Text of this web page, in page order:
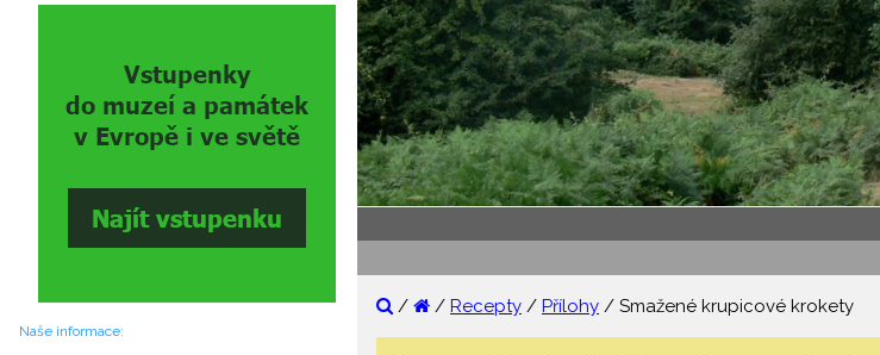
Naše informace:
/ / Recepty / Přílohy / Smažené krupicové krokety